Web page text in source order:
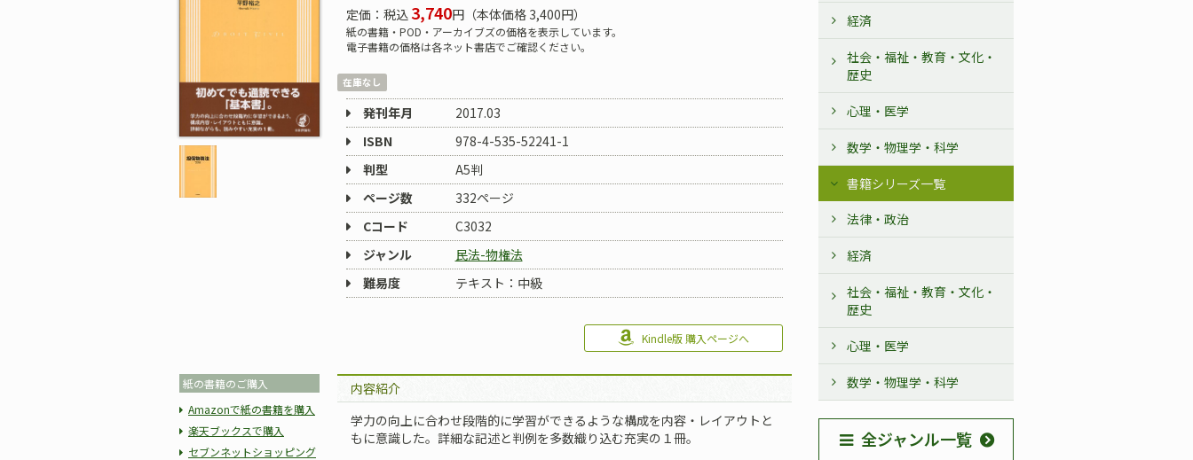
定価：税込 3,740円（本体価格 3,400円）
紙の書籍・POD・アーカイブズの価格を表示しています。
電子書籍の価格は各ネット書店でご確認ください。
在庫なし
発刊年月
2017.03
ISBN
978-4-535-52241-1
判型
A5判
ページ数
332ページ
Cコード
C3032
ジャンル
民法-物権法
難易度
テキスト：中級
Kindle版 購入ページへ
紙の書籍のご購入
Amazonで紙の書籍を購入
楽天ブックスで購入
セブンネットショッピング
内容紹介
学力の向上に合わせ段階的に学習ができるような構成を内容・レイアウトと
もに意識した。詳細な記述と判例を多数織り込む充実の１冊。
経済
社会・福祉・教育・文化・
歴史
心理・医学
数学・物理学・科学
書籍シリーズ一覧
法律・政治
経済
社会・福祉・教育・文化・
歴史
心理・医学
数学・物理学・科学
全ジャンル一覧